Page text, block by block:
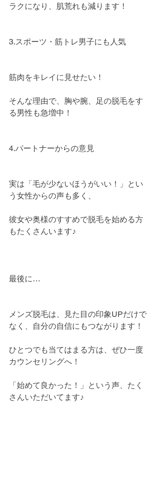
ラクになり、肌荒れも減ります！
3.スポーツ・筋トレ男子にも人気
筋肉をキレイに見せたい！
そんな理由で、胸や腕、足の脱毛をす
る男性も急増中！
4.パートナーからの意見
実は「毛が少ないほうがいい！」とい
う女性からの声も多く、
彼女や奥様のすすめで脱毛を始める方
もたくさんいます♪
最後に…
メンズ脱毛は、見た目の印象UPだけで
なく、自分の自信にもつながります！
ひとつでも当てはまる方は、ぜひ一度
カウンセリングへ！
「始めて良かった！」という声、たく
さんいただいてます♪